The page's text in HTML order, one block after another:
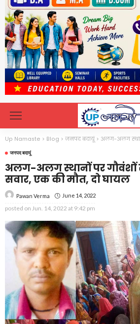
Up Namaste > Blog > जनपद बदायूं> अलग-अलग स्थानों पर
जनपद बदायूं
अलग-अलग स्थानों पर गौवंशों
सवार, एक की मौत, दो घायल
Pawan Verma June 14, 2022
posted on Jun. 14, 2022 at 9:42 pm